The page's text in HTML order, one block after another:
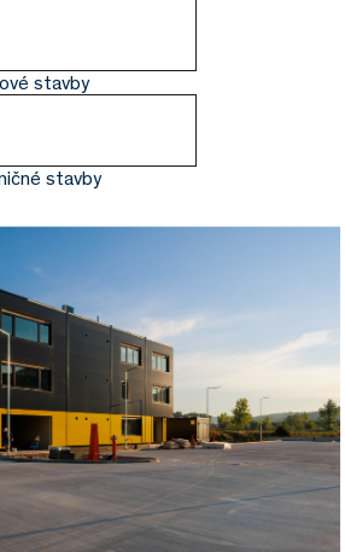
stavby
stavby